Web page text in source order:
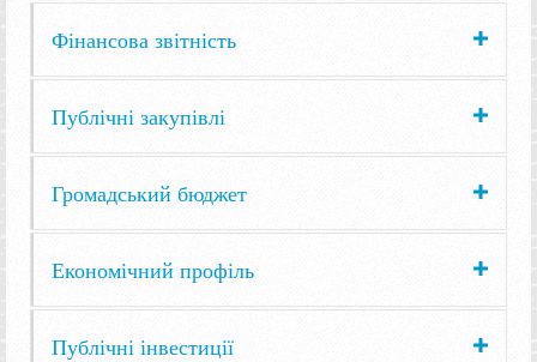
Фінансова звітність
Публічні закупівлі
Громадський бюджет
Економічний профіль
Публічні інвестиції